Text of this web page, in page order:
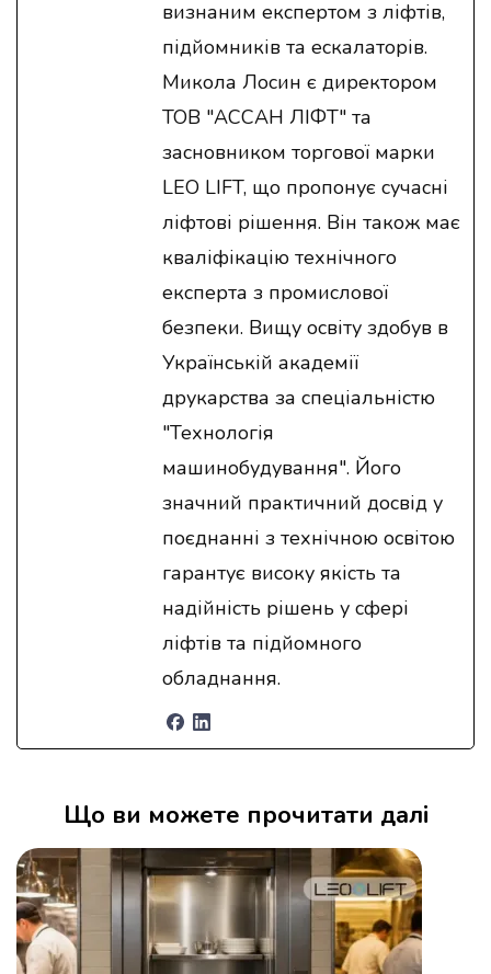
визнаним експертом з ліфтів,
підйомників та ескалаторів.
Микола Лосин є директором
ТОВ "АССАН ЛІФТ" та
засновником торгової марки
LEO LIFT, що пропонує сучасні
ліфтові рішення. Він також має
кваліфікацію технічного
експерта з промислової
безпеки. Вищу освіту здобув в
Українській академії
друкарства за спеціальністю
"Технологія
машинобудування". Його
значний практичний досвід у
поєднанні з технічною освітою
гарантує високу якість та
надійність рішень у сфері
ліфтів та підйомного
обладнання.
Що ви можете прочитати далі